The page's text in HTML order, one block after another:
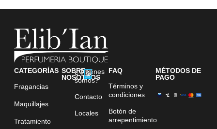
CATEGORÍAS
Fragancias
Maquillajes
Tratamiento
SOBRE
NOSOTROS
¿Quiénes
somos?
Contacto
Locales
FAQ
Términos y
condiciones
Botón de
arrepentimiento
MÉTODOS DE
PAGO